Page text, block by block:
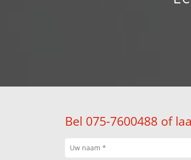
Bel 075-7600488 of